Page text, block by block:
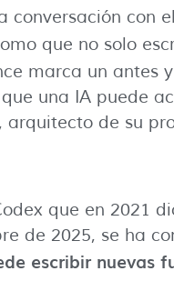
conversación con
que no solo
marca un antes
una IA puede
de su
que en 2021
de 2025, se ha
escribir nuevas